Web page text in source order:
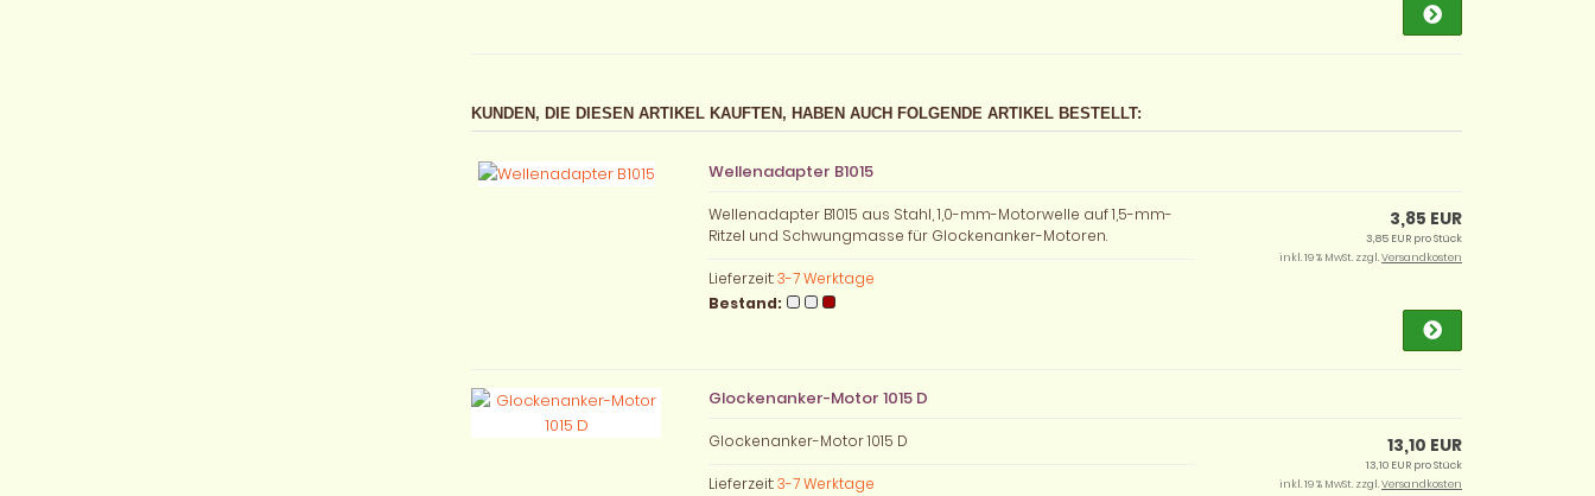
KUNDEN, DIE DIESEN ARTIKEL KAUFTEN, HABEN AUCH FOLGENDE ARTIKEL BESTELLT:
Wellenadapter B1015
Wellenadapter B1015 aus Stahl, 1,0-mm-Motorwelle auf 1,5-mm-
Ritzel und Schwungmasse für Glockenanker-Motoren.
Lieferzeit:3-7 Werktage
Bestand:
3,85 EUR
3,85 EUR pro Stück
inkl. 19 % MwSt. zzgl.Versandkosten
Glockenanker-Motor 1015 D
Glockenanker-Motor 1015 D
Lieferzeit:3-7 Werktage
13,10 EUR
13,10 EUR pro Stück
inkl. 19 % MwSt. zzgl.Versandkosten